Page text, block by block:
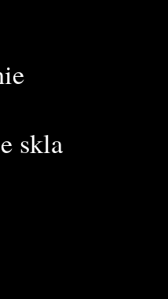
skla